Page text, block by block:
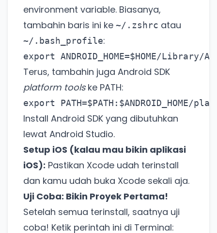
environment variable. Biasanya,
tambahin baris ini ke ~/.zshrc atau
~/.bash_profile:
export ANDROID_HOME=$HOME/Library/
Terus, tambahin juga Android SDK
platform toolske PATH:
export PATH=$PATH:$ANDROID_HOME/
Install Android SDK yang dibutuhkan
lewat Android Studio.
Setup iOS (kalau mau bikin aplikasi
iOS): Pastikan Xcode udah terinstall
dan kamu udah buka Xcode sekali aja.
Uji Coba: Bikin Proyek Pertama!
Setelah semua terinstall, saatnya uji
coba! Ketik perintah ini di Terminal: